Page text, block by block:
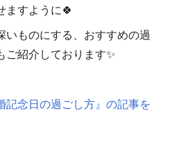
ますように🍀
ものにする、おすすめの過
ご紹介しております✨
念日の過ごし方』の記事を